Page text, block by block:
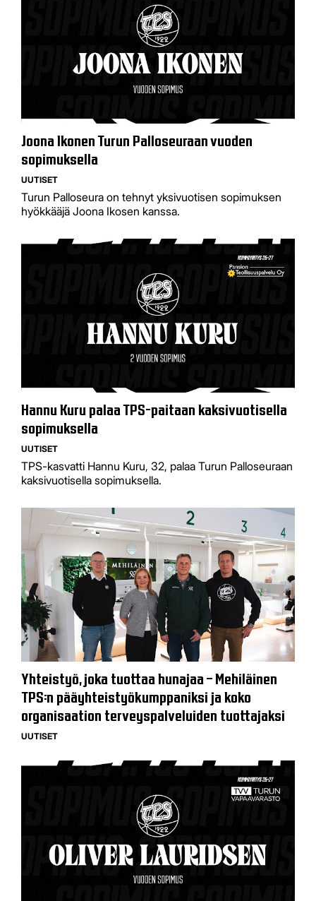
Joona Ikonen Turun Palloseuraan vuoden
sopimuksella
UUTISET
Turun Palloseura on tehnyt yksivuotisen sopimuksen
hyökkääjä Joona Ikosen kanssa.
Hannu Kuru palaa TPS-paitaan kaksivuotisella
sopimuksella
UUTISET
TPS-kasvatti Hannu Kuru, 32, palaa Turun Palloseuraan
kaksivuotisella sopimuksella.
Yhteistyö, joka tuottaa hunajaa – Mehiläinen
TPS:n pääyhteistyökumppaniksi ja koko
organisaation terveyspalveluiden tuottajaksi
UUTISET